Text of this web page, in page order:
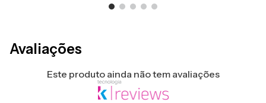
Avaliações
Este produto ainda não tem avaliações